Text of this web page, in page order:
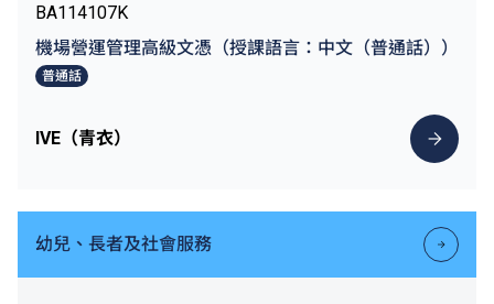
BA114107K
機場營運管理高級文憑（授課語言：中文（普通話））
普通話
IVE（青衣）
幼兒、長者及社會服務